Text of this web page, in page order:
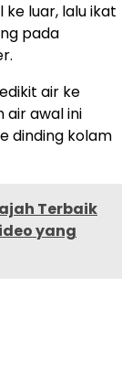
ke luar, lalu ikat
pada
air ke
air awal ini
dinding kolam
Terbaik
yang